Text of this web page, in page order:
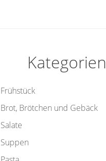
Kategorien
Frühstück
Brot, Brötchen und Gebäck
Salate
Suppen